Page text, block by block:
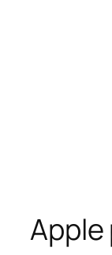
Apple